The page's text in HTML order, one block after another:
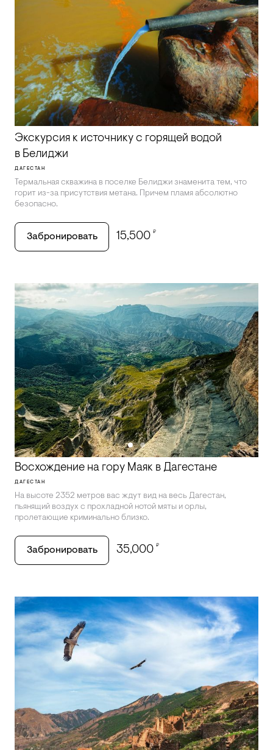
Экскурсия к источнику с горящей водой
в Белиджи
ДАГЕСТАН
Термальная скважина в поселке Белиджи знаменита тем, что
горит из-за присутствия метана. Причем пламя абсолютно
безопасно.
Забронировать 15,500 ₽
Восхождение на гору Маяк в Дагестане
ДАГЕСТАН
На высоте 2352 метров вас ждут вид на весь Дагестан,
пьянящий воздух с прохладной нотой мяты и орлы,
пролетающие криминально близко.
Забронировать 35,000 ₽